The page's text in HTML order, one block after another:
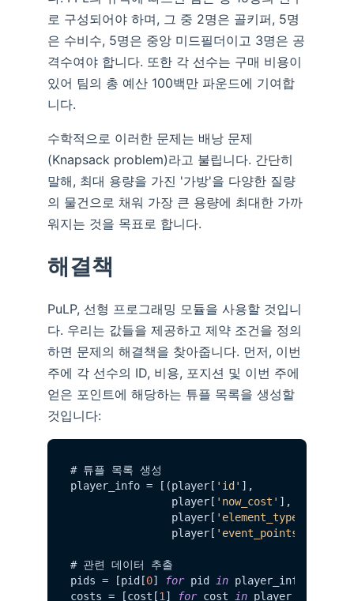
로 구성되어야 하며, 그 중 2명은 골키퍼, 5명
은 수비수, 5명은 중앙 미드필더이고 3명은 공
격수여야 합니다. 또한 각 선수는 구매 비용이
있어 팀의 총 예산 100백만 파운드에 기여합
니다.
수학적으로 이러한 문제는 배낭 문제
(Knapsack problem)라고 불립니다. 간단히
말해, 최대 용량을 가진 '가방'을 다양한 질량
의 물건으로 채워 가장 큰 용량에 최대한 가까
워지는 것을 목표로 합니다.
해결책
PuLP, 선형 프로그래밍 모듈을 사용할 것입니
다. 우리는 값들을 제공하고 제약 조건을 정의
하면 문제의 해결책을 찾아줍니다. 먼저, 이번
주에 각 선수의 ID, 비용, 포지션 및 이번 주에
얻은 포인트에 해당하는 튜플 목록을 생성할
것입니다:
# 튜플 목록 생성
player_info = [(player[ 'id' ],
                player[
'now_cost' ],
                player[
'element_type'
                player[
'event_points'
# 관련 데이터 추출
pids = [pid[0] for pid in player_info]
costs = [cost[1 ] for cost in player_info]